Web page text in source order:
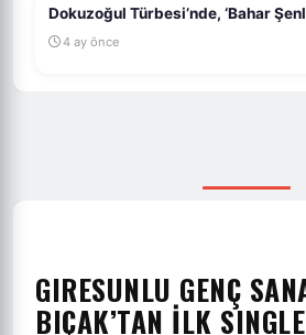
Dokuzoğul Türbesi’nde, ‘Bahar
4 ay önce
GIRESUNLU GENÇ
BIÇAK’TAN İLK